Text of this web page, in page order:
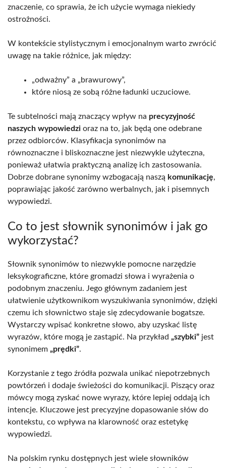
znaczenie, co sprawia, że ich użycie wymaga niekiedy
ostrożności.
W kontekście stylistycznym i emocjonalnym warto zwrócić
uwagę na takie różnice, jak między:
„odważny” a „brawurowy”,
które niosą ze sobą różne ładunki uczuciowe.
Te subtelności mają znaczący wpływ na precyzyjność
naszych wypowiedzi oraz na to, jak będą one odebrane
przez odbiorców. Klasyfikacja synonimów na
równoznaczne i bliskoznaczne jest niezwykle użyteczna,
ponieważ ułatwia praktyczną analizę ich zastosowania.
Dobrze dobrane synonimy wzbogacają naszą komunikację,
poprawiając jakość zarówno werbalnych, jak i pisemnych
wypowiedzi.
Co to jest słownik synonimów i jak go
wykorzystać?
Słownik synonimów to niezwykle pomocne narzędzie
leksykograficzne, które gromadzi słowa i wyrażenia o
podobnym znaczeniu. Jego głównym zadaniem jest
ułatwienie użytkownikom wyszukiwania synonimów, dzięki
czemu ich słownictwo staje się zdecydowanie bogatsze.
Wystarczy wpisać konkretne słowo, aby uzyskać listę
wyrazów, które mogą je zastąpić. Na przykład „szybki” jest
synonimem „prędki”.
Korzystanie z tego źródła pozwala unikać niepotrzebnych
powtórzeń i dodaje świeżości do komunikacji. Piszący oraz
mówcy mogą zyskać nowe wyrazy, które lepiej oddają ich
intencje. Kluczowe jest precyzyjne dopasowanie słów do
kontekstu, co wpływa na klarowność oraz estetykę
wypowiedzi.
Na polskim rynku dostępnych jest wiele słowników